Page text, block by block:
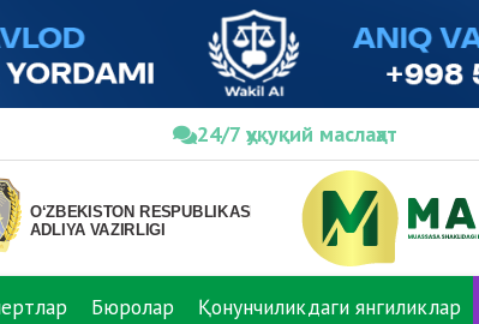
24/7 ҳуқуқий маслаҳат
Бюролар Қонунчиликдаги янгиликлар